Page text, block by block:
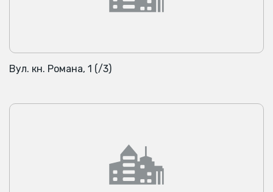
Вул. кн. Романа, 1 (/3)